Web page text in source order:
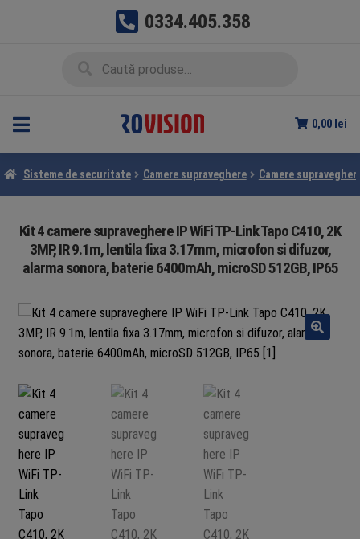
0334.405.358
0,00 lei
Sisteme de securitate Camere supraveghere Camere
Kit 4 camere supraveghere IP WiFi TP-Link Tapo C410, 2K
3MP, IR 9.1m, lentila fixa 3.17mm, microfon si difuzor,
alarma sonora, baterie 6400mAh, microSD 512GB, IP65